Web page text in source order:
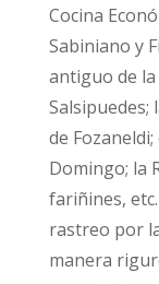
Cocina
Sabiniano y
antiguo de
Salsipuedes;
de
Domingo; la
fariñines,
rastreo por
manera